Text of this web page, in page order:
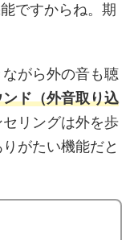
ですからね。期
がら外の音も聴
ド（外音取り込
セリングは外を歩
がたい機能だと